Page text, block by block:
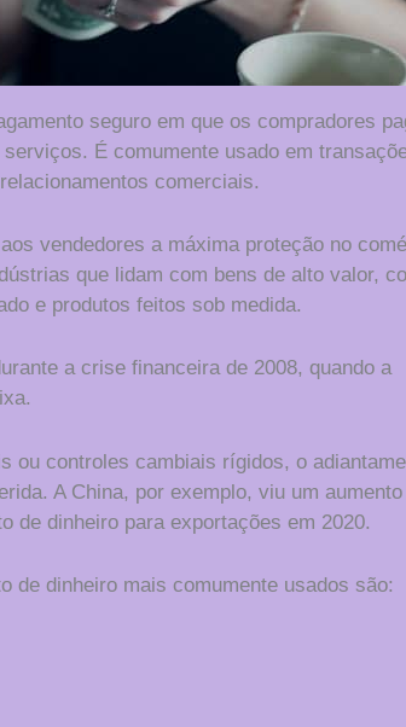
seguro em que os compradores
É comumente usado em
comerciais.
vendedores a máxima proteção no
que lidam com bens de alto valor,
e produtos feitos sob medida.
a crise financeira de 2008, quando a
ou controles cambiais rígidos, o
A China, por exemplo, viu um
de dinheiro para exportações em 2020.
de dinheiro mais comumente usados são: